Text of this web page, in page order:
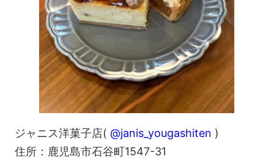
ジャニス洋菓子店(@janis_yougashiten )
住所：鹿児島市石谷町1547-31